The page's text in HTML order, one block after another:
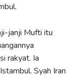
janji Mufti itu
rakyat. Ia
Syah Iran